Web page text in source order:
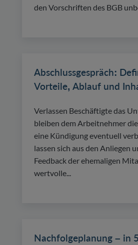
den Vorschriften des BGB
Abschlussgespräch:
Vorteile, Ablauf und
Verlassen Beschäftigte das
bleiben dem Arbeitnehmer
eine Kündigung eventuell
lassen sich aus den Anliegen
Feedback der ehemaligen
wertvolle...
Nachfolgeplanung – in